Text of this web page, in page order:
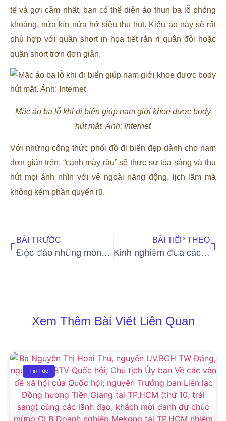
tế và gợi cảm nhất, bạn có thể diện áo thun ba lỗ phóng
khoáng, nửa kín nửa hở siêu thu hút. Kiểu áo này sẽ rất
phù hợp với quần short in họa tiết rằn ri quân đội hoặc
quần short trơn đơn giản.
Mặc áo ba lỗ khi đi biển giúp nam giới khoe được body
hút mắt. Ảnh: Internet
Với những công thức phối đồ đi biển đẹp dành cho nam
đơn giản trên, “cánh mày râu” sẽ thực sự tỏa sáng và thu
hút mọi ánh nhìn với vẻ ngoài năng động, lịch lãm mà
không kém phần quyến rũ.
BÀI TRƯỚC
Độc đáo những món ăn làm từ hoa vừa đẹp, vừa ngon, ăn một lần là nhớ
BÀI TIẾP THEO
Kinh nghiệm đưa các boss đi du lịch
Xem Thêm Bài Viết Liên Quan
Tin Tức